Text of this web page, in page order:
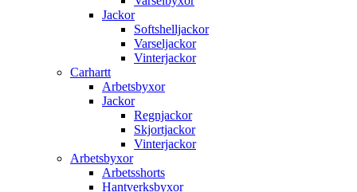
Jackor
Softshelljackor
Varseljackor
Vinterjackor
Carhartt
Arbetsbyxor
Jackor
Regnjackor
Skjortjackor
Vinterjackor
Arbetsbyxor
Arbetsshorts
Hantverksbyxor